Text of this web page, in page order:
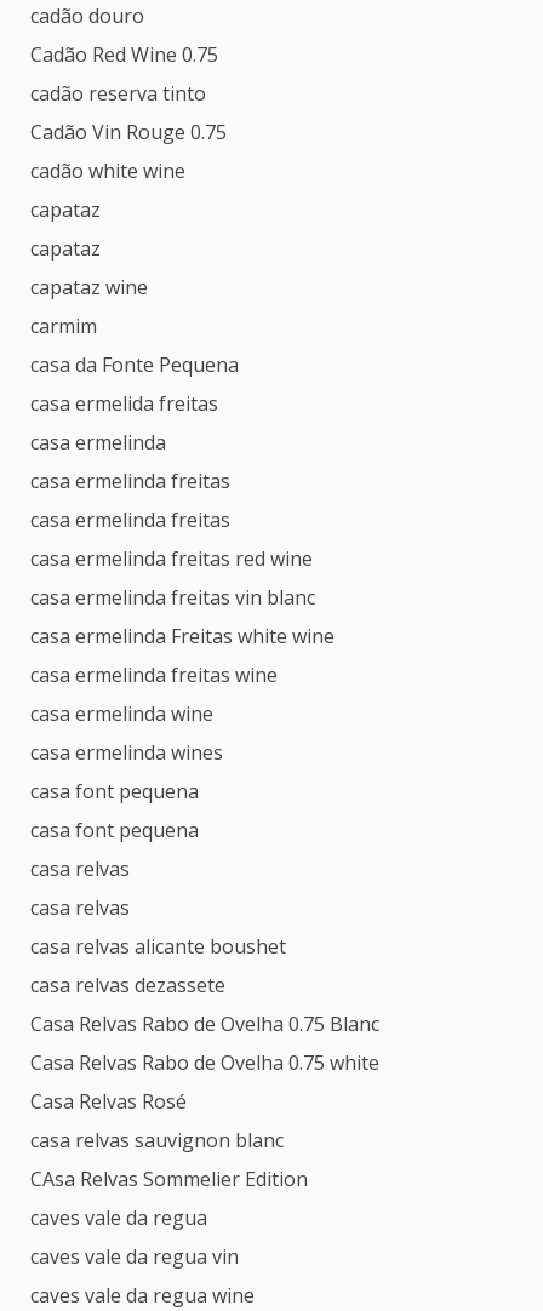
cadão douro
Cadão Red Wine 0.75
cadão reserva tinto
Cadão Vin Rouge 0.75
cadão white wine
capataz
capataz
capataz wine
carmim
casa da Fonte Pequena
casa ermelida freitas
casa ermelinda
casa ermelinda freitas
casa ermelinda freitas
casa ermelinda freitas red wine
casa ermelinda freitas vin blanc
casa ermelinda Freitas white wine
casa ermelinda freitas wine
casa ermelinda wine
casa ermelinda wines
casa font pequena
casa font pequena
casa relvas
casa relvas
casa relvas alicante boushet
casa relvas dezassete
Casa Relvas Rabo de Ovelha 0.75 Blanc
Casa Relvas Rabo de Ovelha 0.75 white
Casa Relvas Rosé
casa relvas sauvignon blanc
CAsa Relvas Sommelier Edition
caves vale da regua
caves vale da regua vin
caves vale da regua wine